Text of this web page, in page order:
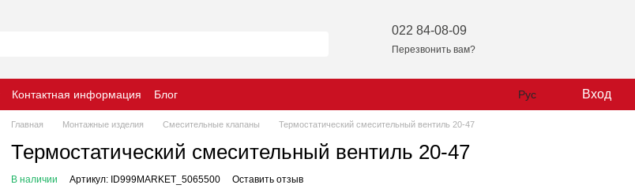
022 84-08-09
Перезвонить вам?
Контактная информация Блог Рус Вход
Главная Монтажные изделия Смесительные клапаны Термостатический смесительный вентиль 20-47
Термостатический смесительный вентиль 20-47
В наличии Артикул: ID999MARKET_5065500 Оставить отзыв